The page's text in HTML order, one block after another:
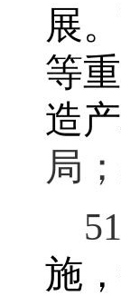
展。
等
造
局
施 ，